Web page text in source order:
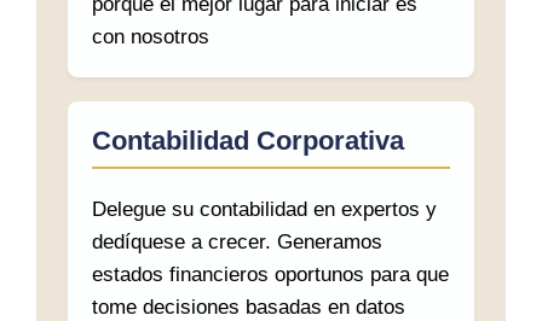
con nosotros
Contabilidad Corporativa
Delegue su contabilidad en expertos y
dedíquese a crecer. Generamos
estados financieros oportunos para que
tome decisiones basadas en datos